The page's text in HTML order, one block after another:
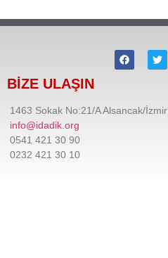
BİZE ULAŞIN
1463 Sokak No:21/A Alsancak/İzmir
info@idadik.org
0541 421 30 90
0232 421 30 10